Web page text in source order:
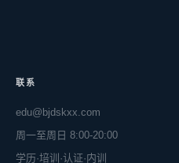
联系
edu@bjdskxx.com
周一至周日 8:00-20:00
学历·培训·认证·内训